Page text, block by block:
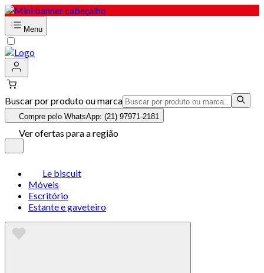
Menu
Buscar por produto ou marca
Compre pelo WhatsApp: (21) 97971-2181
Ver ofertas para a região
Le biscuit
Móveis
Escritório
Estante e gaveteiro